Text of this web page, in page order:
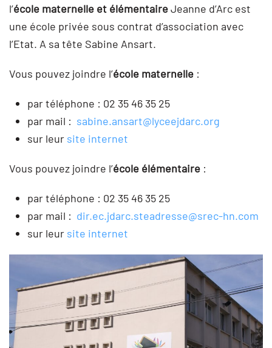
l’école maternelle et élémentaireJeanne d’Arc est
une école privée sous contrat d’association avec
l’Etat. A sa tête Sabine Ansart.
Vous pouvez joindre l’école maternelle :
par téléphone : 02 35 46 35 25
par mail : sabine.ansart@lyceejdarc.org
sur leur site internet
Vous pouvez joindre l’école élémentaire :
par téléphone : 02 35 46 35 25
par mail : dir.ec.jdarc.steadresse@srec-hn.com
sur leur site internet